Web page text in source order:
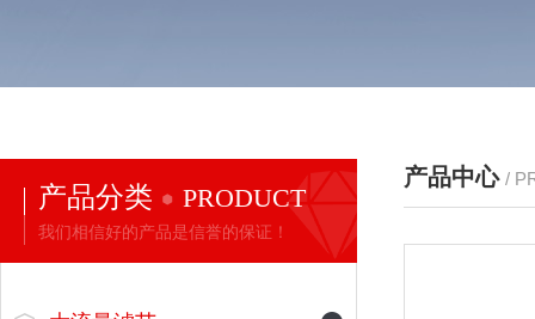
产品分类 PRODUCT
我们相信好的产品是信誉的保证！
产品中心 /